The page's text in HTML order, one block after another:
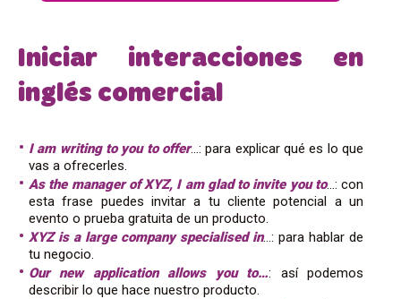
Iniciar interacciones en
inglés comercial
I am writing to you to offer…: para explicar qué es lo que
vas a ofrecerles.
As the manager of XYZ, I am glad to invite you to…: con
esta frase puedes invitar a tu cliente potencial a un
evento o prueba gratuita de un producto.
XYZ is a large company specialised in…: para hablar de
tu negocio.
Our new application allows you to…: así podemos
describir lo que hace nuestro producto.